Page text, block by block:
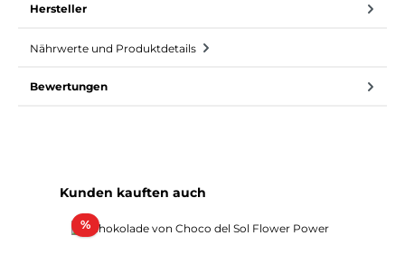
Hersteller
Nährwerte und Produktdetails
Bewertungen
Produktgalerie überspringen
Kunden kauften auch
%Rabatt